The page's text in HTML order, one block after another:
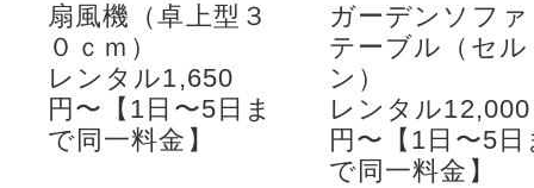
扇風機（卓上型３
０ｃｍ）
レンタル1,650
円〜【1日〜5日ま
で同一料金】
ガーデンソファ
テーブル（セル
ン）
レンタル12,000
円〜【1日〜5日
で同一料金】